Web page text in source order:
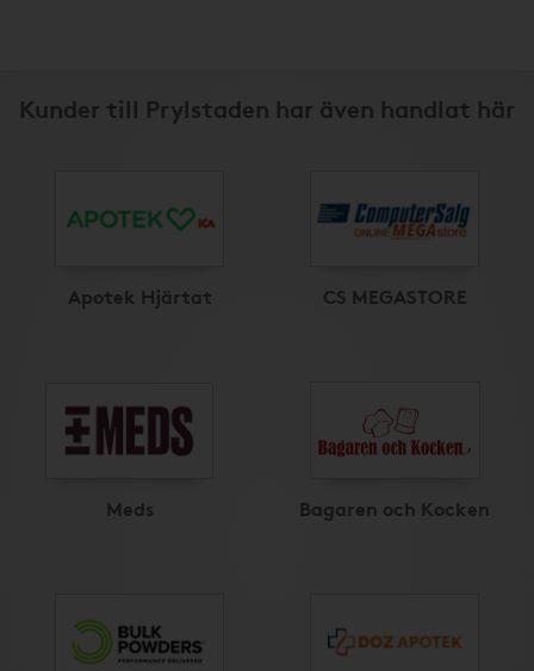
Kunder till Prylstaden har även handlat här
Apotek Hjärtat CS MEGASTORE
Meds Bagaren och Kocken